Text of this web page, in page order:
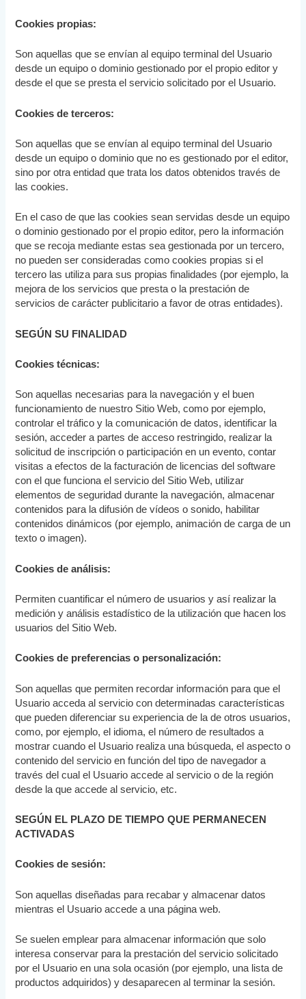
Cookies propias:
Son aquellas que se envían al equipo terminal del Usuario
desde un equipo o dominio gestionado por el propio editor y
desde el que se presta el servicio solicitado por el Usuario.
Cookies de terceros:
Son aquellas que se envían al equipo terminal del Usuario
desde un equipo o dominio que no es gestionado por el editor,
sino por otra entidad que trata los datos obtenidos través de
las cookies.
En el caso de que las cookies sean servidas desde un equipo
o dominio gestionado por el propio editor, pero la información
que se recoja mediante estas sea gestionada por un tercero,
no pueden ser consideradas como cookies propias si el
tercero las utiliza para sus propias finalidades (por ejemplo, la
mejora de los servicios que presta o la prestación de
servicios de carácter publicitario a favor de otras entidades).
SEGÚN SU FINALIDAD
Cookies técnicas:
Son aquellas necesarias para la navegación y el buen
funcionamiento de nuestro Sitio Web, como por ejemplo,
controlar el tráfico y la comunicación de datos, identificar la
sesión, acceder a partes de acceso restringido, realizar la
solicitud de inscripción o participación en un evento, contar
visitas a efectos de la facturación de licencias del software
con el que funciona el servicio del Sitio Web, utilizar
elementos de seguridad durante la navegación, almacenar
contenidos para la difusión de vídeos o sonido, habilitar
contenidos dinámicos (por ejemplo, animación de carga de un
texto o imagen).
Cookies de análisis:
Permiten cuantificar el número de usuarios y así realizar la
medición y análisis estadístico de la utilización que hacen los
usuarios del Sitio Web.
Cookies de preferencias o personalización:
Son aquellas que permiten recordar información para que el
Usuario acceda al servicio con determinadas características
que pueden diferenciar su experiencia de la de otros usuarios,
como, por ejemplo, el idioma, el número de resultados a
mostrar cuando el Usuario realiza una búsqueda, el aspecto o
contenido del servicio en función del tipo de navegador a
través del cual el Usuario accede al servicio o de la región
desde la que accede al servicio, etc.
SEGÚN EL PLAZO DE TIEMPO QUE PERMANECEN
ACTIVADAS
Cookies de sesión:
Son aquellas diseñadas para recabar y almacenar datos
mientras el Usuario accede a una página web.
Se suelen emplear para almacenar información que solo
interesa conservar para la prestación del servicio solicitado
por el Usuario en una sola ocasión (por ejemplo, una lista de
productos adquiridos) y desaparecen al terminar la sesión.